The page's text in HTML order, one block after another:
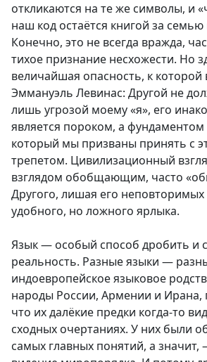
откликаются на те же символы, и
наш код остаётся книгой за
Конечно, это не всегда вражда,
тихое признание несхожести. Но
величайшая опасность, к
Эммануэль Левинас: Другой не
лишь угрозой моему «я», его
является пороком, а
который мы призваны принять с
трепетом. Цивилизационный
взглядом обобщающим, часто
Другого, лишая его неповторимых
удобного, но ложного ярлыка.
Язык — особый способ дробить и
реальность. Разные языки —
индоевропейское языковое
народы России, Армении и Ирана,
что их далёкие предки когда-то
сходных очертаниях. У них были
самых главных понятий, а